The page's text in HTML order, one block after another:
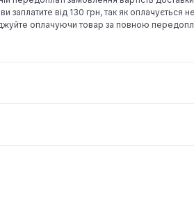
заплатите від 130 грн, так як оплачується
оплачуючи товар за повною